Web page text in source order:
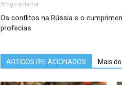
Artigo anterior
Os conflitos na Rússia e o
profecias
ARTIGOS RELACIONADOS Mais